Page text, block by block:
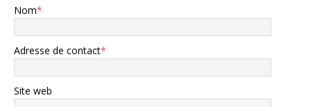
Nom*
Adresse de contact*
Site web